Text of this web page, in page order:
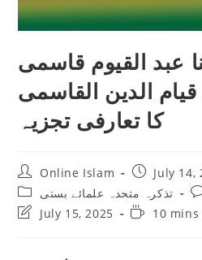
عبد القیوم قاسمی
قیام الدین القاسمی
كا تعارفى تجزيہ
Post
author:
Online Islam
Post
published:
July 14,
Post
category:
تذكرہ متحدہ علمائے بستى
PostJuly 15, 2025
Reading
10